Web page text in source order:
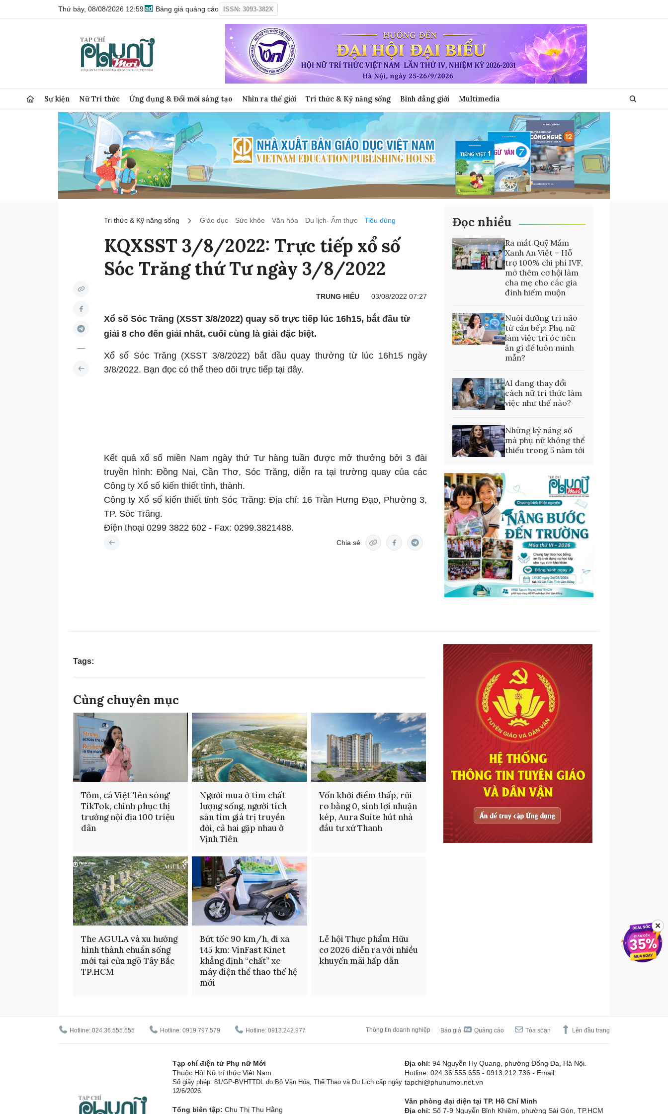
Thứ bảy, 08/08/2026 12:59 Bảng giá quảng cáo ISSN: 3093-382X
Sự kiện Nữ Trí thức Ứng dụng & Đổi mới sáng tạo Nhìn ra thế giới Tri thức & Kỹ năng sống Bình đẳng giới Multimedia
Tri thức & Kỹ năng sống Giáo dục Sức khỏe Văn hóa Du lịch- Ẩm thực Tiêu dùng
KQXSST 3/8/2022: Trực tiếp xổ số
Sóc Trăng thứ Tư ngày 3/8/2022
TRUNG HIẾU 03/08/2022 07:27
Xổ số Sóc Trăng (XSST 3/8/2022) quay số trực tiếp lúc 16h15, bắt đầu từ
giải 8 cho đến giải nhất, cuối cùng là giải đặc biệt.
Xổ số Sóc Trăng (XSST 3/8/2022) bắt đầu quay thưởng từ lúc 16h15 ngày
3/8/2022. Bạn đọc có thể theo dõi trực tiếp tại đây.
Kết quảxổ số miền Nam ngày thứ Tư hàng tuần được mở thưởng bởi 3 đài
truyền hình: Đồng Nai, Cần Thơ, Sóc Trăng, diễn ra tại trường quay của các
Công ty Xổ số kiến thiết tỉnh, thành.
Công ty Xổ số kiến thiết tỉnh Sóc Trăng: Địa chỉ: 16 Trần Hưng Đạo, Phường 3,
TP. Sóc Trăng.
Điện thoại 0299 3822 602 - Fax: 0299.3821488.
Chia sẻ
Đọc nhiều
Ra mắt Quỹ Mầm
Xanh An Việt – Hỗ
trợ 100% chi phí IVF,
mở thêm cơ hội làm
cha mẹ cho các gia
đình hiếm muộn
Nuôi dưỡng trí não
từ căn bếp: Phụ nữ
làm việc trí óc nên
ăn gì để luôn minh
mẫn?
AI đang thay đổi
cách nữ trí thức làm
việc như thế nào?
Những kỹ năng số
mà phụ nữ không thể
thiếu trong 5 năm tới
Tags:
Cùng chuyên mục
Tôm, cá Việt 'lên sóng'
TikTok, chinh phục thị
trường nội địa 100 triệu
dân
Người mua ở tìm chất
lượng sống, người tích
sản tìm giá trị truyền
đời, cả hai gặp nhau ở
Vịnh Tiên
Vốn khởi điểm thấp, rủi
ro bằng 0, sinh lợi nhuận
kép, Aura Suite hút nhà
đầu tư xứ Thanh
The AGULA và xu hướng
hình thành chuẩn sống
mới tại cửa ngõ Tây Bắc
TP.HCM
Bứt tốc 90 km/h, đi xa
145 km: VinFast Kinet
khẳng định “chất” xe
máy điện thể thao thế hệ
mới
Lễ hội Thực phẩm Hữu
cơ 2026 diễn ra với nhiều
khuyến mãi hấp dẫn
Hotline: 024.36.555.655 Hotline: 0919.797.579 Hotline: 0913.242.977 Thông tin doanh nghiệp Báo giá Quảng cáo Tòa soạn Lên đầu trang
Tạp chí điện tử Phụ nữ Mới
Thuộc Hội Nữ trí thức Việt Nam
Số giấy phép: 81/GP-BVHTTDL do Bộ Văn Hóa, Thể Thao và Du Lịch cấp ngày
12/6/2026.
Tổng biên tập: Chu Thị Thu Hằng
Địa chỉ: 94 Nguyễn Hy Quang, phường Đống Đa, Hà Nội.
Hotline: 024.36.555.655 - 0913.212.736 - Email:
tapchi@phunumoi.net.vn
Văn phòng đại diện tại TP. Hồ Chí Minh
Địa chỉ: Số 7-9 Nguyễn Bỉnh Khiêm, phường Sài Gòn, TP.HCM
✕